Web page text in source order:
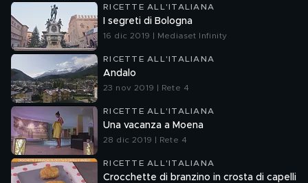
RICETTE ALL'ITALIANA
I segreti di Bologna
16 dic 2019 | Mediaset Infinity
RICETTE ALL'ITALIANA
Andalo
23 nov 2019 | Rete 4
RICETTE ALL'ITALIANA
Una vacanza a Moena
28 dic 2019 | Rete 4
RICETTE ALL'ITALIANA
Crocchette di branzino in crosta di capelli